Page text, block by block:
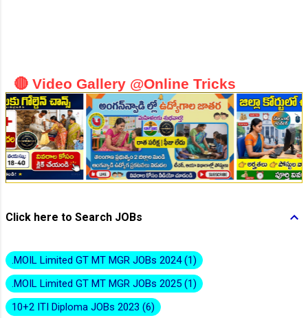
👆Online Applications Ends on 10-August-2026
🔴 Video Gallery @Online Tricks
Click here to Search JOBs
.MOIL Limited GT MT MGR JOBs 2024 1
.MOIL Limited GT MT MGR JOBs 2025 1
10+2 ITI Diploma JOBs 2023 6